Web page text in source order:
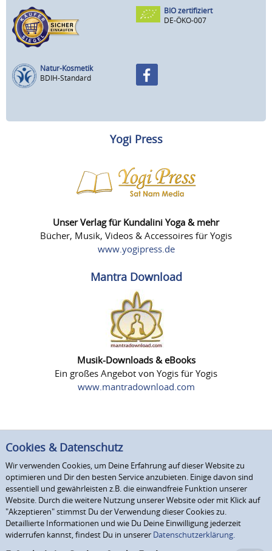
BIO zertifiziert
DE-ÖKO-007
Natur-Kosmetik
BDIH-Standard
Yogi Press
Unser Verlag für Kundalini Yoga & mehr
Bücher, Musik, Videos & Accessoires für Yogis
www.yogipress.de
Mantra Download
Musik-Downloads & eBooks
Ein großes Angebot von Yogis für Yogis
www.mantradownload.com
Cookies & Datenschutz
Wir verwenden Cookies, um Deine Erfahrung auf dieser Website zu
optimieren und Dir den besten Service anzubieten. Einige davon sind
essentiell und gewährleisten z.B. die einwandfreie Funktion unserer
Website. Durch die weitere Nutzung unserer Website oder mit Klick auf
"Akzeptieren" stimmst Du der Verwendung dieser Cookies zu.
Detaillierte Informationen und wie Du Deine Einwilligung jederzeit
widerrufen kannst, findest Du in unserer Datenschutzerklärung.